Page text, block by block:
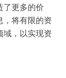
了更多的价
，将有限的资
域，以实现资